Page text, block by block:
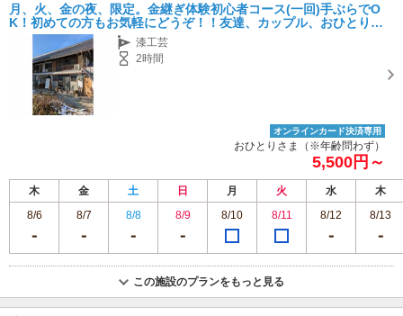
月、火、金の夜、限定。金継ぎ体験初心者コース(一回)手ぶらでO
K！初めての方もお気軽にどうぞ！！友達、カップル、おひとりさ
まにオススメ
漆工芸
2時間
オンラインカード決済専用
おひとりさま（※年齢問わず）
5,500円～
木 金 土 日 月 火 水
木
8/6
8/7 8/8 8/9 8/10 8/11 8/12 8/13
この施設のプランをもっと見る